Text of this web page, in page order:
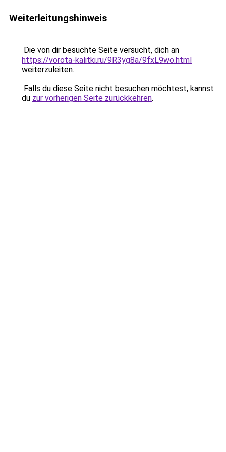
Weiterleitungshinweis
Die von dir besuchte Seite versucht, dich an
https://vorota-kalitki.ru/9R3yg8a/9fxL9wo.html
weiterzuleiten.
Falls du diese Seite nicht besuchen möchtest, kannst
du zur vorherigen Seite zurückkehren.